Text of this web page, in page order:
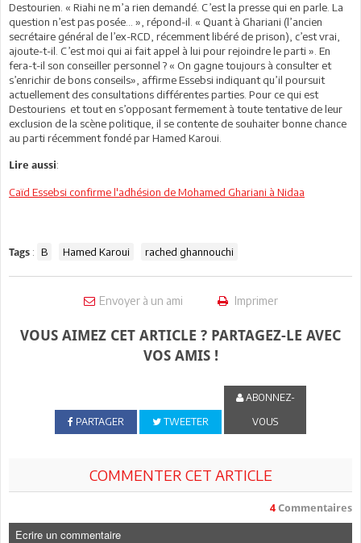
Destourien. « Riahi ne m’a rien demandé. C’est la presse qui en parle. La
question n’est pas posée… », répond-il. « Quant à Ghariani (l’ancien
secrétaire général de l’ex-RCD, récemment libéré de prison), c’est vrai,
ajoute-t-il. C’est moi qui ai fait appel à lui pour rejoindre le parti ». En
fera-t-il son conseiller personnel ? « On gagne toujours à consulter et
s’enrichir de bons conseils», affirme Essebsi indiquant qu’il poursuit
actuellement des consultations différentes parties. Pour ce qui est
Destouriens et tout en s’opposant fermement à toute tentative de leur
exclusion de la scène politique, il se contente de souhaiter bonne chance
au parti récemment fondé par Hamed Karoui.
Lire aussi:
Caïd Essebsi confirme l'adhésion de Mohamed Ghariani à Nidaa
Tags : B Hamed Karoui rached ghannouchi
Envoyer à un ami Imprimer
VOUS AIMEZ CET ARTICLE ? PARTAGEZ-LE AVEC
VOS AMIS !
PARTAGER TWEETER
ABONNEZ-
VOUS
COMMENTER CET ARTICLE
4 Commentaires
Ecrire un commentaire